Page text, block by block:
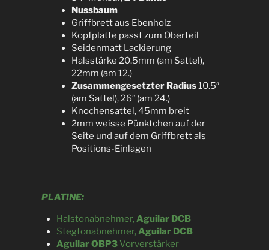
Nussbaum
Griffbrett aus Ebenholz
Kopfplatte passt zum Oberteil
Seidenmatt Lackierung
Halsstärke 20.5mm (am Sattel),
22mm (am 12.)
Zusammengesetzter Radius10.5″
(am Sattel), 26″ (am 24.)
Knochensattel, 45mm breit
2mm weisse Pünktchen auf der
Seite und auf dem Griffbrett als
Positions-Einlagen
PLATINE:
Halstonabnehmer,Aguilar DCB
Stegtonabnehmer,Aguilar DCB
Aguilar OBP3Vorverstärker